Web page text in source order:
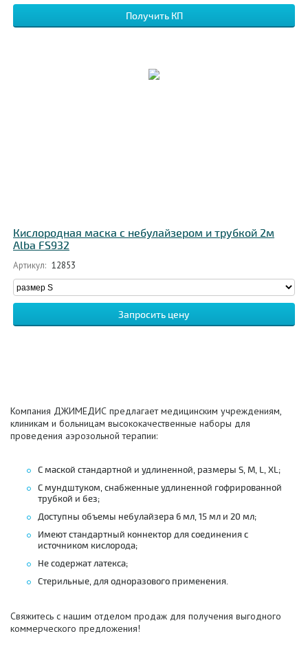
Получить КП
Кислородная маска с небулайзером и трубкой 2м
Alba FS932
Артикул: 12853
Запросить цену
Компания ДЖИМЕДИС предлагает медицинским учреждениям,
клиникам и больницам высококачественные наборы для
проведения аэрозольной терапии:
С маской стандартной и удлиненной, размеры S, M, L, XL;
С мундштуком, снабженные удлиненной гофрированной
трубкой и без;
Доступны объемы небулайзера 6 мл, 15 мл и 20 мл;
Имеют стандартный коннектор для соединения с
источником кислорода;
Не содержат латекса;
Стерильные, для одноразового применения.
Свяжитесь с нашим отделом продаж для получения выгодного
коммерческого предложения!